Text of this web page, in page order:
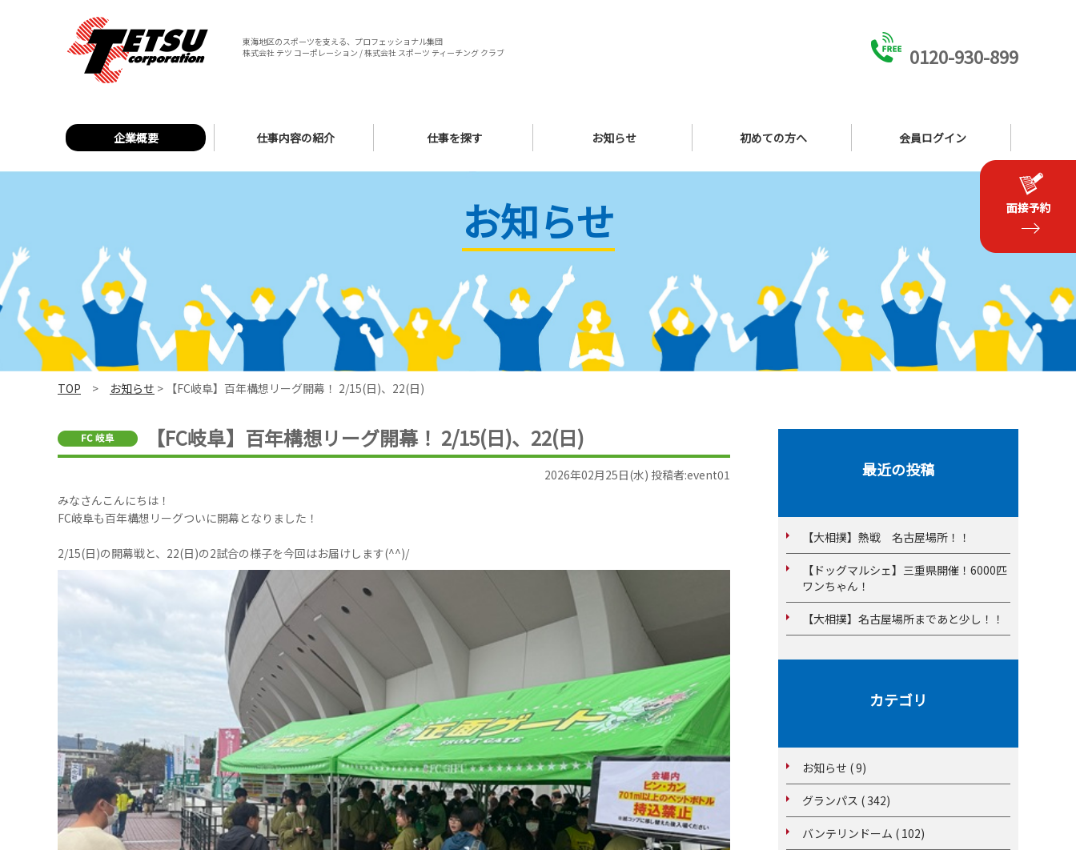
東海地区のスポーツを支える、プロフェッショナル集団
株式会社 テツ コーポレーション / 株式会社 スポーツ ティーチング クラブ
0120-930-899
企業概要 仕事内容の紹介 仕事を探す お知らせ 初めての方へ 会員ログイン
お知らせ
TOP > お知らせ > 【FC岐阜】百年構想リーグ開幕！ 2/15(日)、22(日)
【FC岐阜】百年構想リーグ開幕！ 2/15(日)、22(日)
2026年02月25日(水) 投稿者:event01
みなさんこんにちは！
FC岐阜も百年構想リーグついに開幕となりました！
2/15(日)の開幕戦と、22(日)の2試合の様子を今回はお届けします(^^)/
最近の投稿
【大相撲】熱戦 名古屋場所！！
【ドッグマルシェ】三重県開催！6000匹
ワンちゃん！
【大相撲】名古屋場所まであと少し！！
カテゴリ
お知らせ ( 9)
グランパス ( 342)
バンテリンドーム ( 102)